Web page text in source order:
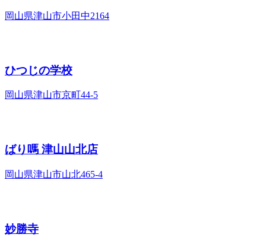
岡山県津山市小田中2164
ひつじの学校
岡山県津山市京町44-5
ばり嗎 津山山北店
岡山県津山市山北465-4
妙勝寺